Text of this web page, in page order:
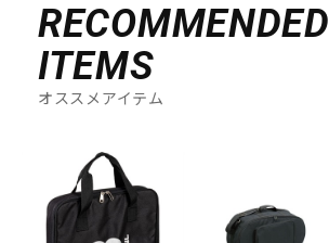
RECOMMENDED
ITEMS
オススメアイテム